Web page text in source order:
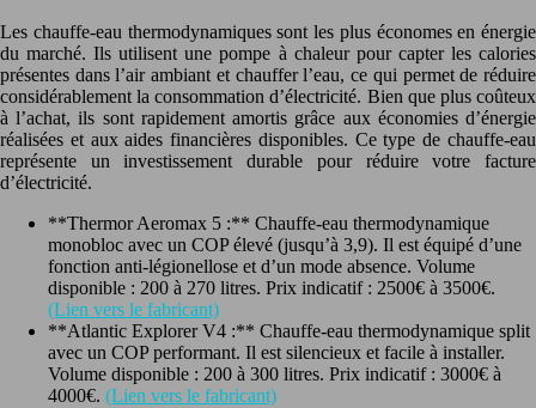
Les chauffe-eau thermodynamiques sont les plus économes en énergie
du marché. Ils utilisent une pompe à chaleur pour capter les calories
présentes dans l’air ambiant et chauffer l’eau, ce qui permet de réduire
considérablement la consommation d’électricité. Bien que plus coûteux
à l’achat, ils sont rapidement amortis grâce aux économies d’énergie
réalisées et aux aides financières disponibles. Ce type de chauffe-eau
représente un investissement durable pour réduire votre facture
d’électricité.
**Thermor Aeromax 5 :** Chauffe-eau thermodynamique
monobloc avec un COP élevé (jusqu’à 3,9). Il est équipé d’une
fonction anti-légionellose et d’un mode absence. Volume
disponible : 200 à 270 litres. Prix indicatif : 2500€ à 3500€.
(Lien vers le fabricant)
**Atlantic Explorer V4 :** Chauffe-eau thermodynamique split
avec un COP performant. Il est silencieux et facile à installer.
Volume disponible : 200 à 300 litres. Prix indicatif : 3000€ à
4000€. (Lien vers le fabricant)